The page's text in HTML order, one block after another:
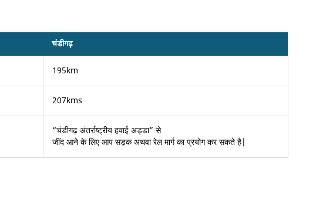
चंडीगढ़
195km
207kms
“चंडीगढ़ अंतर्राष्ट्रीय हवाई अड्डा” से
जींद आने के लिए आप सड़क अथवा रेल मार्ग का प्रयोग कर सकते है|